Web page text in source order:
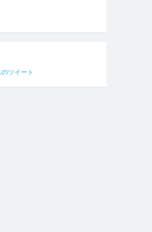
ツイート